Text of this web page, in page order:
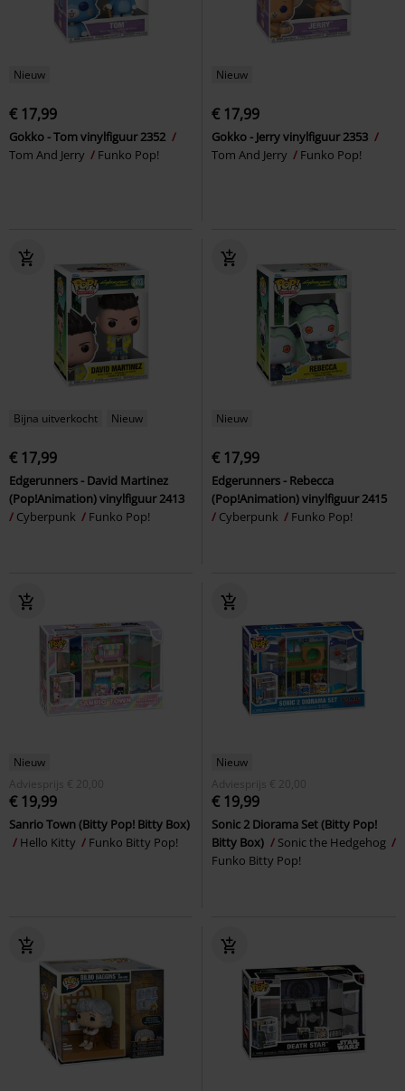
Nieuw
€ 17,99
Gokko - Tom vinylfiguur 2352
Tom And Jerry
Funko Pop!
Nieuw
€ 17,99
Gokko - Jerry vinylfiguur 2353
Tom And Jerry
Funko Pop!
Bijna uitverkocht Nieuw
€ 17,99
Edgerunners - David Martinez
(Pop!Animation) vinylfiguur 2413
Cyberpunk
Funko Pop!
Nieuw
€ 17,99
Edgerunners - Rebecca
(Pop!Animation) vinylfiguur 2415
Cyberpunk
Funko Pop!
Nieuw
Adviesprijs
€ 20,00
€ 19,99
Sanrio Town (Bitty Pop! Bitty Box)
Hello Kitty
Funko Bitty Pop!
Nieuw
Adviesprijs
€ 20,00
€ 19,99
Sonic 2 Diorama Set (Bitty Pop!
Bitty Box)
Sonic the Hedgehog
Funko Bitty Pop!